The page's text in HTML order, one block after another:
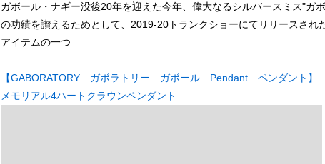
ガボール・ナギー没後20年を迎えた今年、偉大なるシルバースミス"ガ
の功績を讃えるためとして、2019-20トランクショーにてリリースされ
アイテムの一つ
【GABORATORY ガボラトリー ガボール Pendant ペンダント】
メモリアル4ハートクラウンペンダント